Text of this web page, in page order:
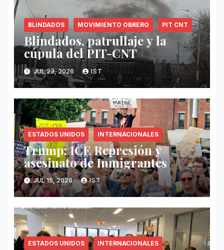
BLINDADOS MOVIMIENTO OBRERO PIT CNT
Blindados, patrullaje y la
cúpula del PIT-CNT
JUL 23, 2026 IST
ESTADOS UNIDOS INTERNACIONALES
Trump: ICE Represión y
asesinato de Inmigrantes
JUL 15, 2026 IST
ESTADOS UNIDOS INTERNACIONALES